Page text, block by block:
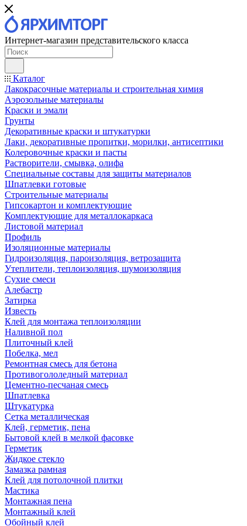
Интернет-магазин представительского класса
Каталог
Лакокрасочные материалы и строительная химия
Аэрозольные материалы
Краски и эмали
Грунты
Декоративные краски и штукатурки
Лаки, декоративные пропитки, морилки, антисептики
Колеровочные краски и пасты
Растворители, смывка, олифа
Специальные составы для защиты материалов
Шпатлевки готовые
Строительные материалы
Гипсокартон и комплектующие
Комплектующие для металлокаркаса
Листовой материал
Профиль
Изоляционные материалы
Гидроизоляция, пароизоляция, ветрозащита
Утеплители, теплоизоляция, шумоизоляция
Сухие смеси
Алебастр
Затирка
Известь
Клей для монтажа теплоизоляции
Наливной пол
Плиточный клей
Побелка, мел
Ремонтная смесь для бетона
Противогололедный материал
Цементно-песчаная смесь
Шпатлевка
Штукатурка
Сетка металлическая
Клей, герметик, пена
Бытовой клей в мелкой фасовке
Герметик
Жидкое стекло
Замазка рамная
Клей для потолочной плитки
Мастика
Монтажная пена
Монтажный клей
Обойный клей